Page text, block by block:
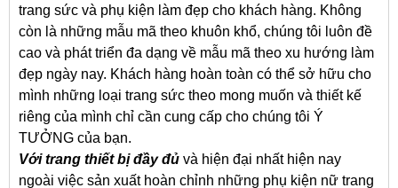
trang sức và phụ kiện làm đẹp cho khách hàng. Không
còn là những mẫu mã theo khuôn khổ, chúng tôi luôn đề
cao và phát triển đa dạng về mẫu mã theo xu hướng làm
đẹp ngày nay. Khách hàng hoàn toàn có thể sở hữu cho
mình những loại trang sức theo mong muốn và thiết kế
riêng của mình chỉ cần cung cấp cho chúng tôi Ý
TƯỞNG của bạn.
Với trang thiết bị đầy đủ và hiện đại nhất hiện nay
ngoài việc sản xuất hoàn chỉnh những phụ kiện nữ trang